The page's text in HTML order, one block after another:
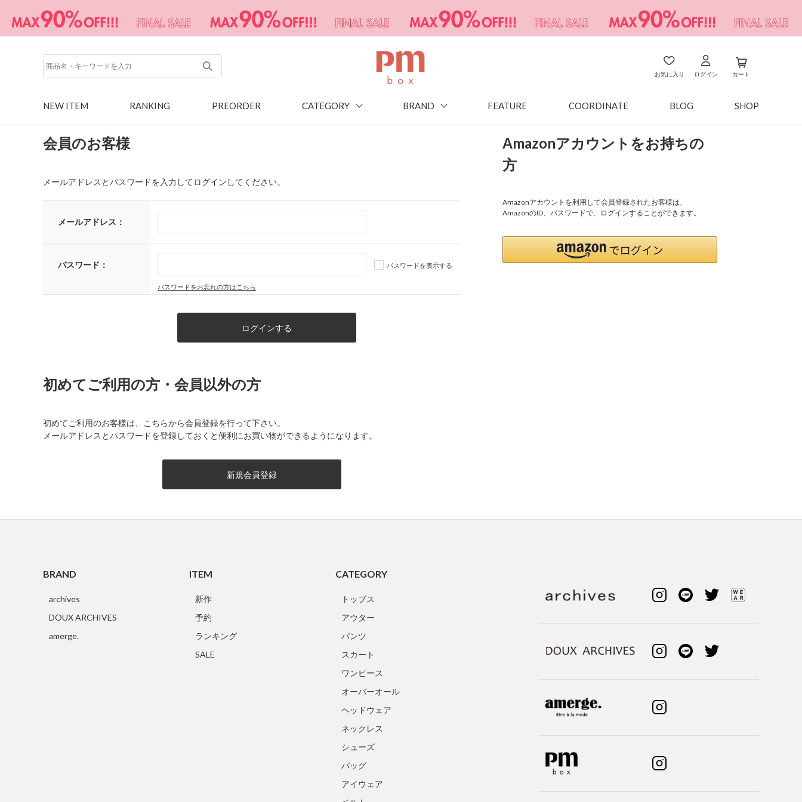
お気に入り ログイン カート
NEW ITEM RANKING PREORDER CATEGORY BRAND FEATURE COORDINATE BLOG SHOP
会員のお客様
メールアドレスとパスワードを入力してログインしてください。
メールアドレス：
パスワード： パスワードを表示する
パスワードをお忘れの方はこちら
Amazonアカウントをお持ちの
方
Amazonアカウントを利用して会員登録されたお客様は、
AmazonのID、パスワードで、ログインすることができます。
初めてご利用の方・会員以外の方
初めてご利用のお客様は、こちらから会員登録を行って下さい。
メールアドレスとパスワードを登録しておくと便利にお買い物ができるようになります。
BRAND
archives
DOUX ARCHIVES
amerge.
ITEM
新作
予約
ランキング
SALE
CATEGORY
トップス
アウター
パンツ
スカート
ワンピース
オーバーオール
ヘッドウェア
ネックレス
シューズ
バッグ
アイウェア